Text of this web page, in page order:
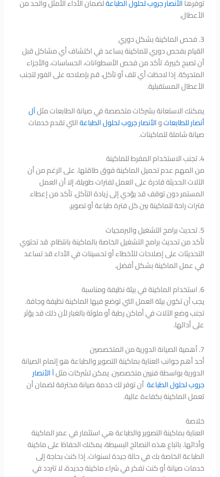
توفرهاالأنصار جروب لحلول الطباعةلضمان الأداء الأمثل والحد من
الأعطال.
3. فحص الماكينة بشكل دوري
القيام بفحص دوري للماكينة يساعد في اكتشاف أي مشاكل قبل
أن تصبح كبيرة. تأكد من فحص الأسطوانات، الحساسات، والأجزاء
المتحركة. إذا لاحظت أي تلف أو تآكل، قم بإصلاحه على الفور لتجنب
الأعطال المستقبلية.
يمكنك الاستعانة بشركات متخصصة في صيانة الطابعات مثلآل
أنصار للطابعاتوالأنصار جروب لحلول الطباعةالتي تقدم خدمات
صيانة شاملة للماكينات.
4. تجنب الاستخدام المفرط للماكينة
من المهم عدم تحميل الماكينة فوق طاقتها. على الرغم من أن
الآلات الحديثة قادرة على العمل لفترات طويلة، إلا أن العمل
المستمر دون توقف قد يؤدي إلى زيادة التآكل. تأكد من إعطاء
فترات راحة للماكينة بين كل فترة طباعة أو تصوير.
5. تحديث برامج التشغيل والبرمجيات
تأكد من تحديث برامج التشغيل الخاصة بالماكينة بانتظام. قد تحتوي
التحديثات على إصلاحات للأخطاء أو تحسينات في الأداء قد تساعد
في عمل الماكينة بشكل أفضل.
6. استخدام الماكينة في بيئة نظيفة ومناسبة
يجب أن تكون بيئة العمل التي توضع فيها الماكينة نظيفة وجافة.
تجنب وضع الآلات في أماكن رطبة أو ملوثة بالغبار لأن ذلك قد يؤثر
على أدائها.
7. أهمية الصيانة الدورية من المتخصصين
أحد أهم جوانب العناية بماكينة التصوير والطباعة هو إتمام الصيانة
الدورية بواسطة فنيين متخصصين. يمكن لشركات مثلآالأنصار
جروب لحلول الطباعة أن توفر لك خدمة صيانة محترفة لضمان أن
تعمل الماكينة بكفاءة عالية.
خلاصة
العناية بماكينة التصوير والطباعة هي استثمار في عمر الماكينة
وأدائها. باتباع هذه النصائح البسيطة، يمكنك الحفاظ على ماكينة
الطباعة الخاصة بك في حالة جيدة لسنوات. إذا كنت بحاجة إلى
خدمات صيانة أو كنت تفكر في شراء ماكينة جديدة، لا تتردد في